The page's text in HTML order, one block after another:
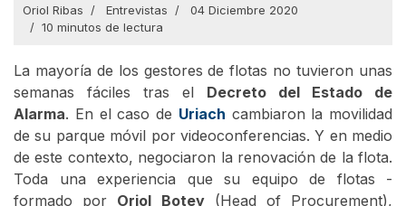
Oriol Ribas Entrevistas
04 Diciembre 2020
10 minutos de lectura
La mayoría de los gestores de flotas no tuvieron unas
semanas fáciles tras el Decreto del Estado de
Alarma. En el caso de Uriach cambiaron la movilidad
de su parque móvil por videoconferencias. Y en medio
de este contexto, negociaron la renovación de la flota.
Toda una experiencia que su equipo de flotas -
formado por Oriol Botey(Head of Procurement),